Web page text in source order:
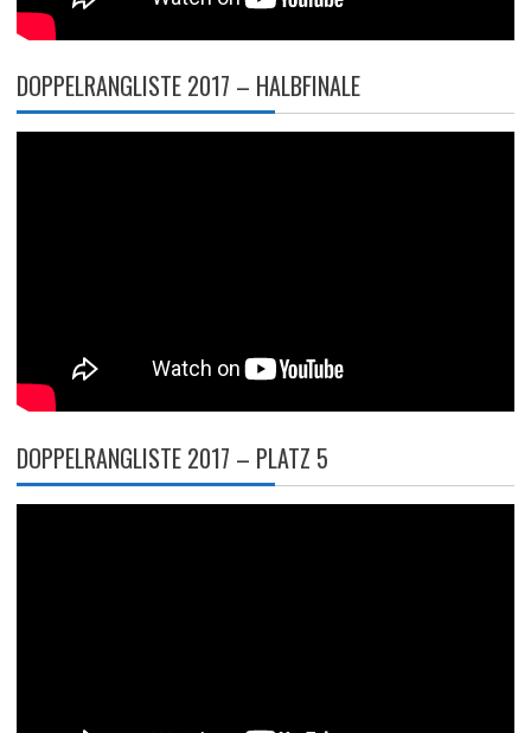
DOPPELRANGLISTE 2017 – HALBFINALE
DOPPELRANGLISTE 2017 – PLATZ 5